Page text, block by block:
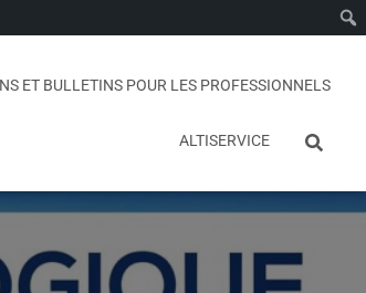
ET BULLETINS POUR LES PROFESSIONNELS
ALTISERVICE